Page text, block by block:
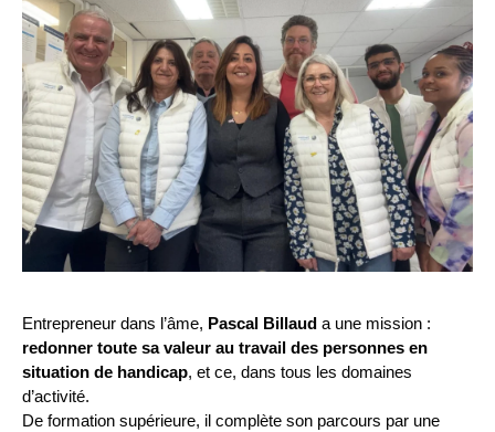
Entrepreneur dans l’âme, Pascal Billaud a une mission :
redonner toute sa valeur au travail des personnes en
situation de handicap, et ce, dans tous les domaines
d’activité.
De formation supérieure, il complète son parcours par une